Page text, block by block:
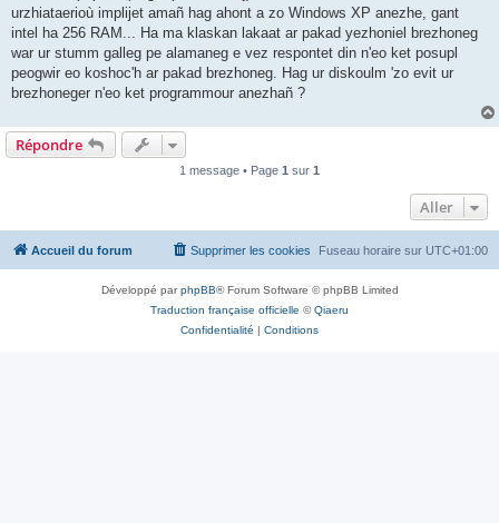
urzhiataerioù implijet amañ hag ahont a zo Windows XP anezhe, gant
intel ha 256 RAM... Ha ma klaskan lakaat ar pakad yezhoniel brezhoneg
war ur stumm galleg pe alamaneg e vez respontet din n'eo ket posupl
peogwir eo koshoc'h ar pakad brezhoneg. Hag ur diskoulm 'zo evit ur
brezhoneger n'eo ket programmour anezhañ ?
Répondre
1 message • Page 1 sur 1
Aller
Accueil du forum Fuseau horaire sur UTC+01:00
Supprimer les cookies
Développé parphpBB® Forum Software © phpBB Limited
Traduction française officielle ©Qiaeru
Confidentialité | Conditions